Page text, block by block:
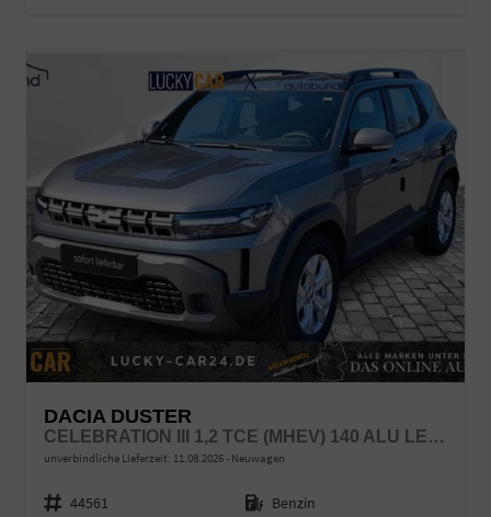
DACIA DUSTER
CELEBRATION III 1,2 TCE (MHEV) 140 ALU LED LINK LR
unverbindliche Lieferzeit: 11.08.2026 Neuwagen
Fahrzeugnr. 44561 Kraftstoff Benzin